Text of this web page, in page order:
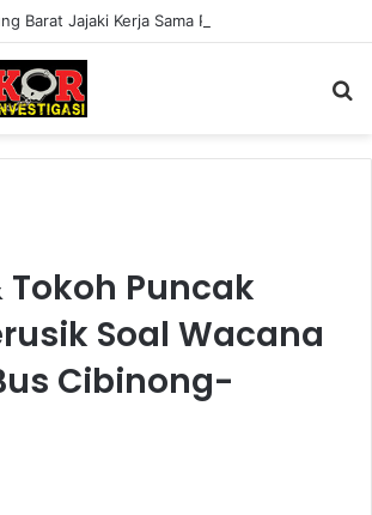
Puncak
Soal Wacana
Cibinong-